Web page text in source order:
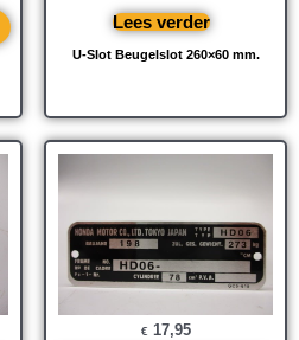
U-Slot Beugelslot 260×60 mm.
Lees verder
€ 17,95